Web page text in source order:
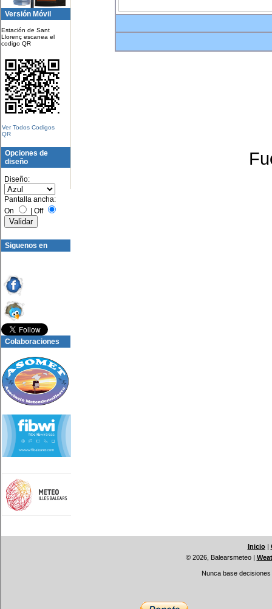
Versión Móvil
Estación de Sant
Llorenç escanea el
codigo QR
Ver Todos Codigos
QR
Opciones de
diseño
Diseño:
Pantalla ancha:
On
| Off
Siguenos en
Colaboraciones
Inicio|
© 2026, Balearsmeteo|
Nunca base